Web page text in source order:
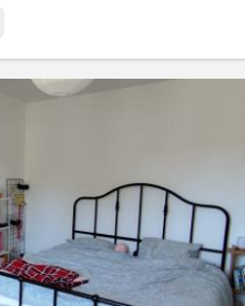
Une chambre disponible dans
à Salzinnes, disponible à partir
de 16m² - 2 salles de bain,
- Chambre située au 2eme
- Maison avec jardin...